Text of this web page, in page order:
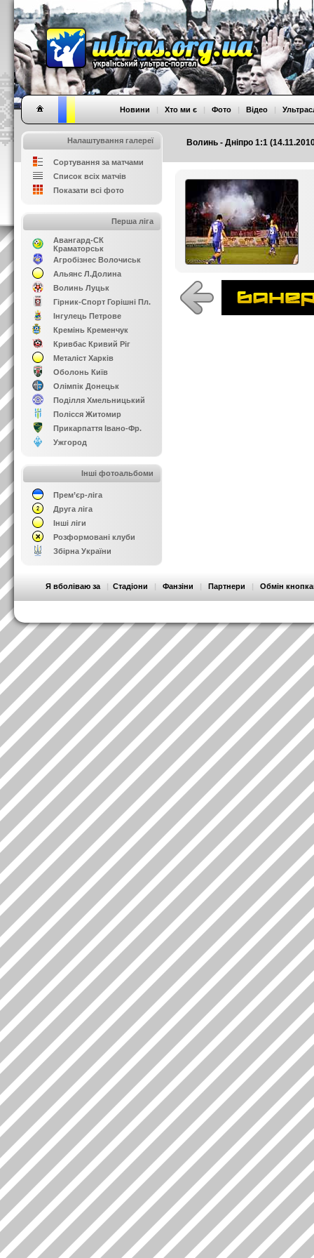
Волинь - Дніпро 1:1
Новини | Хто ми є | Фото | Відео |
Налаштування галереї
Сортування за матчами
Список всіх матчів
Показати всі фото
Перша ліга
Авангард-СК
Краматорськ
Агробізнес Волочиськ
Альянс Л.Долина
Волинь Луцьк
Гірник-Спорт Горішні Пл.
Інгулець Петрове
Кремінь Кременчук
Кривбас Кривий Ріг
Металіст Харків
Оболонь Київ
Олімпік Донецьк
Поділля Хмельницький
Полісся Житомир
Прикарпаття Івано-Фр.
Ужгород
Інші фотоальбоми
Прем’єр-ліга
Друга ліга
Інші ліги
Розформовані клуби
Збірна України
Я вболіваю за | Стадіони | Фанзіни | Партнери | Обмін